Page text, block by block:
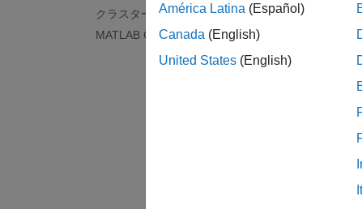
クラスターでの Bug Finder 解析
MATLAB Coder での Bug Finder 解析
ト
Run
América Latina (Español)
Canada (English)
United States (English)